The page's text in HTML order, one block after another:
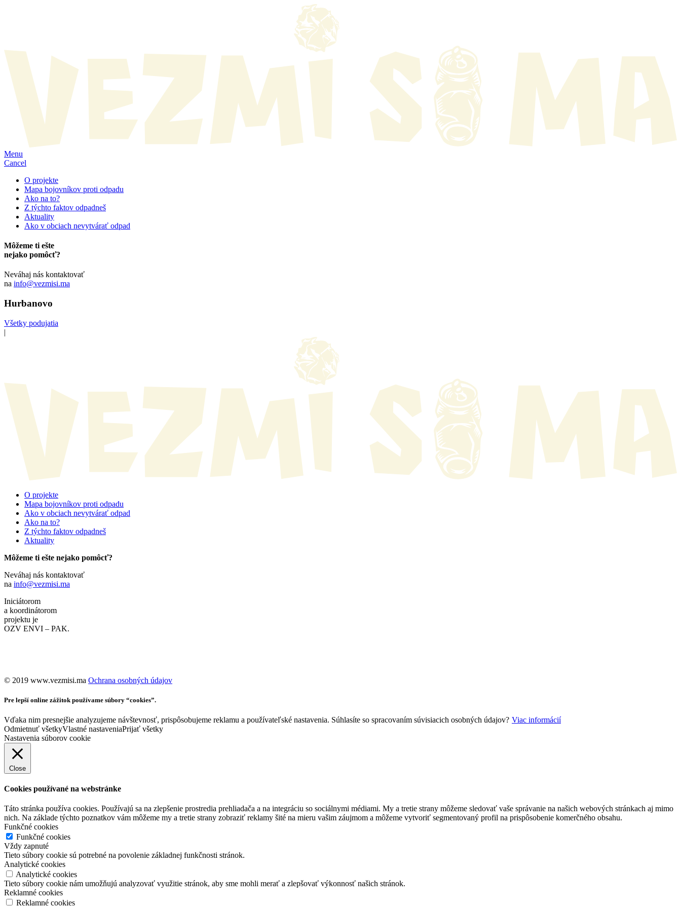
Menu
Cancel
O projekte
Mapa bojovníkov proti odpadu
Ako na to?
Z týchto faktov odpadneš
Aktuality
Ako v obciach nevytvárať odpad
Môžeme ti ešte
nejako pomôcť?
Neváhaj nás kontaktovať
na info@vezmisi.ma
Hurbanovo
Všetky podujatia
|
O projekte
Mapa bojovníkov proti odpadu
Ako v obciach nevytvárať odpad
Ako na to?
Z týchto faktov odpadneš
Aktuality
Môžeme ti ešte nejako pomôcť?
Neváhaj nás kontaktovať
na info@vezmisi.ma
Iniciátorom
a koordinátorom
projektu je
OZV ENVI – PAK.
©️ 2019 www.vezmisi.ma Ochrana osobných údajov
Pre lepší online zážitok používame súbory “cookies”.
Vďaka nim presnejšie analyzujeme návštevnosť, prispôsobujeme reklamu a používateľské nastavenia. Súhlasíte so spracovaním súvisiacich osobných údajov? Viac informácií
Odmietnuť všetkyVlastné nastaveniaPrijať všetky
Nastavenia súborov cookie
Close
Cookies používané na webstránke
Táto stránka používa cookies. Používajú sa na zlepšenie prostredia prehliadača a na integráciu so sociálnymi médiami. My a tretie strany môžeme sledovať vaše správanie na našich webových stránkach aj mimo
nich. Na základe týchto poznatkov vám môžeme my a tretie strany zobraziť reklamy šité na mieru vašim záujmom a môžeme vytvoriť segmentovaný profil na prispôsobenie komerčného obsahu.
Funkčné cookies
Funkčné cookies
Vždy zapnuté
Tieto súbory cookie sú potrebné na povolenie základnej funkčnosti stránok.
Analytické cookies
Analytické cookies
Tieto súbory cookie nám umožňujú analyzovať využitie stránok, aby sme mohli merať a zlepšovať výkonnosť našich stránok.
Reklamné cookies
Reklamné cookies